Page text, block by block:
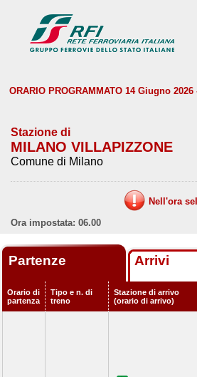
ORARIO PROGRAMMATO 14 Giugno
Stazione di
MILANO VILLAPIZZONE
Comune di Milano
Nell'ora
Ora impostata: 06.00
Partenze Arrivi
Orario di
partenza
Tipo e n. di
treno
Stazione di arrivo
(orario di arrivo)